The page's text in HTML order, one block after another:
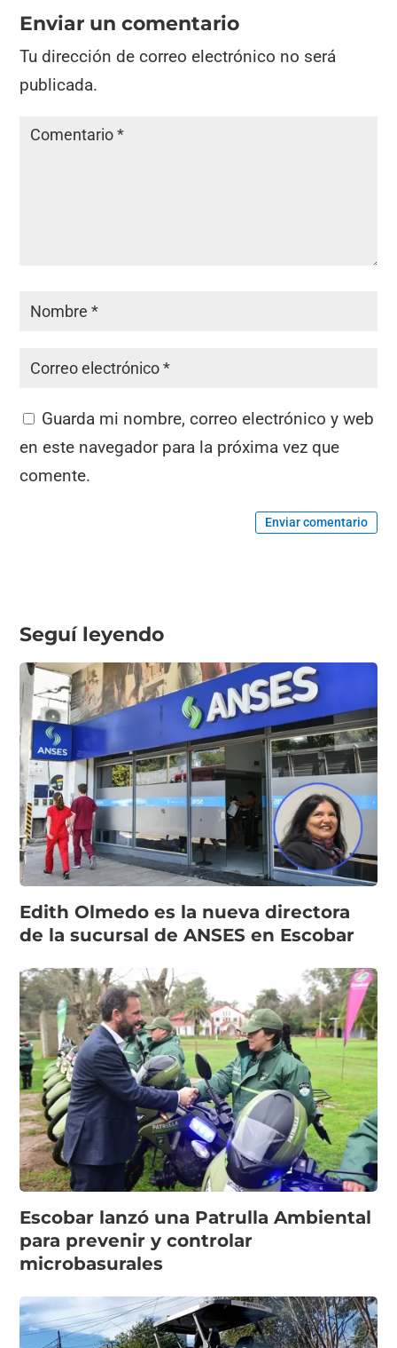
Enviar un comentario
Tu dirección de correo electrónico no será
publicada.
Guarda mi nombre, correo electrónico y web
en este navegador para la próxima vez que
comente.
Enviar comentario
Seguí leyendo
Edith Olmedo es la nueva directora
de la sucursal de ANSES en Escobar
Escobar lanzó una Patrulla Ambiental
para prevenir y controlar
microbasurales